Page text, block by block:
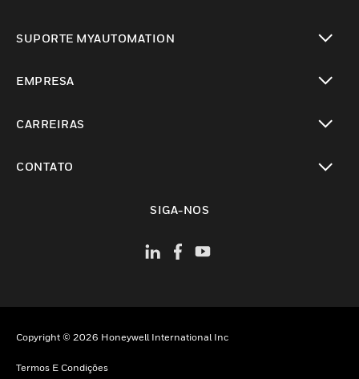
SUPORTE MYAUTOMATION
EMPRESA
CARREIRAS
CONTATO
SIGA-NOS
Copyright © 2026 Honeywell International Inc
Termos E Condições